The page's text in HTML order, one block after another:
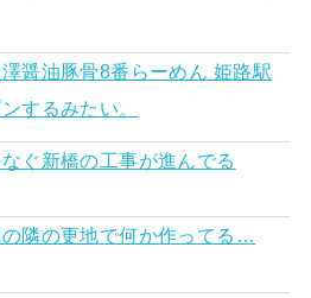
醤油豚骨8番らーめん 姫路駅
するみたい。
ぐ新橋の工事が進んでる
隣の更地で何か作ってる…